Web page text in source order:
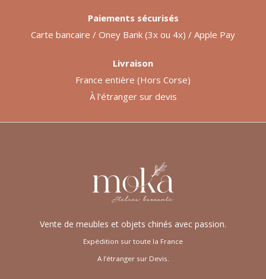
Vente de meubles et objets chinés avec passion.
Expédition sur toute la France
A l’étranger sur Devis.
Paiements sécurisés
Carte bancaire / Oney Bank (3x ou 4x) / Apple Pay
Livraison
France entière (Hors Corse)
À l'étranger sur devis